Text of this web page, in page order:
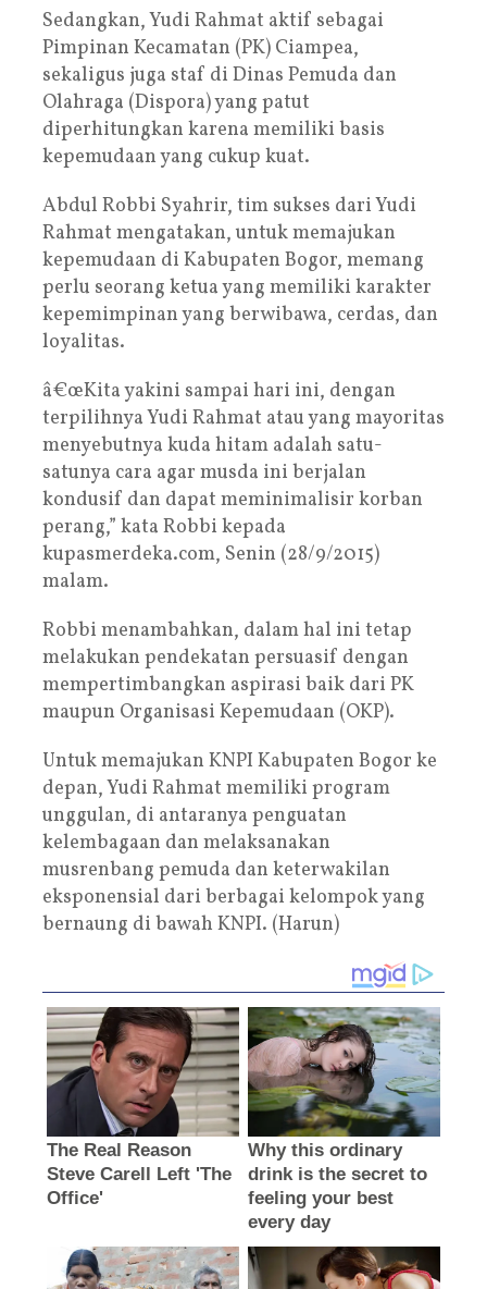
Sedangkan, Yudi Rahmat aktif sebagai
Pimpinan Kecamatan (PK) Ciampea,
sekaligus juga staf di Dinas Pemuda dan
Olahraga (Dispora) yang patut
diperhitungkan karena memiliki basis
kepemudaan yang cukup kuat.
Abdul Robbi Syahrir, tim sukses dari Yudi
Rahmat mengatakan, untuk memajukan
kepemudaan di Kabupaten Bogor, memang
perlu seorang ketua yang memiliki karakter
kepemimpinan yang berwibawa, cerdas, dan
loyalitas.
â€œKita yakini sampai hari ini, dengan
terpilihnya Yudi Rahmat atau yang mayoritas
menyebutnya kuda hitam adalah satu-
satunya cara agar musda ini berjalan
kondusif dan dapat meminimalisir korban
perang,” kata Robbi kepada
kupasmerdeka.com, Senin (28/9/2015)
malam.
Robbi menambahkan, dalam hal ini tetap
melakukan pendekatan persuasif dengan
mempertimbangkan aspirasi baik dari PK
maupun Organisasi Kepemudaan (OKP).
Untuk memajukan KNPI Kabupaten Bogor ke
depan, Yudi Rahmat memiliki program
unggulan, di antaranya penguatan
kelembagaan dan melaksanakan
musrenbang pemuda dan keterwakilan
eksponensial dari berbagai kelompok yang
bernaung di bawah KNPI. (Harun)